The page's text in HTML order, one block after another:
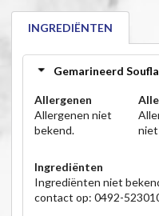
INGREDIËNTEN
Gemarineerd
Allergenen
Allergenen niet
bekend.
Ingrediënten
Ingrediënten niet
contact op: 0492-